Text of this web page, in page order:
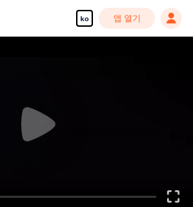
ko 앱 열기